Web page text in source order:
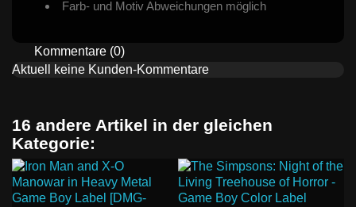
Farb- und Motiv Abweichungen möglich
Kommentare (0)
Aktuell keine Kunden-Kommentare
16 andere Artikel in der gleichen
Kategorie: